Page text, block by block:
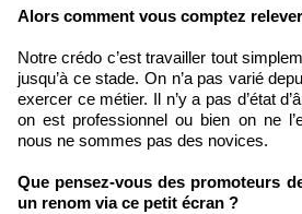
Alors comment vous comptez
Notre crédo c’est travailler tout
jusqu’à ce stade. On n’a pas varié
exercer ce métier. Il n’y a pas d’état
on est professionnel ou bien on ne
nous ne sommes pas des novices.
Que pensez-vous des promoteurs
un renom via ce petit écran ?